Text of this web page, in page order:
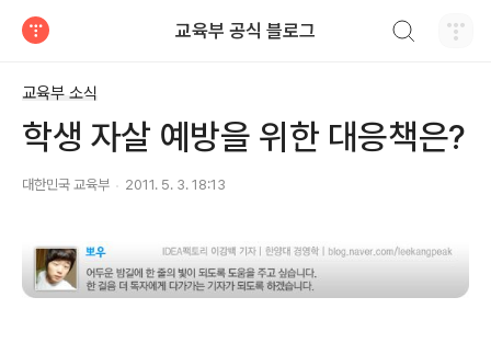
교육부 공식 블로그
교육부 소식
학생 자살 예방을 위한 대응책은?
대한민국 교육부 2011. 5. 3. 18:13